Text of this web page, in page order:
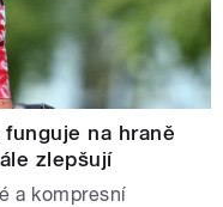
na hraně
zlepšují
a kompresní